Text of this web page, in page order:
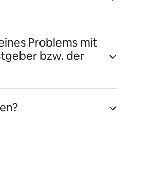
Problems mit
bzw. der